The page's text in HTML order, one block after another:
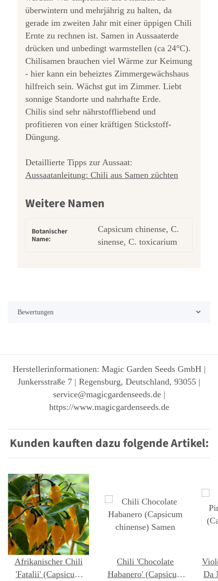
überwintern und mehrjährig zu halten, da
gerade im zweiten Jahr mit einer üppigen Chili
Ernte zu rechnen ist. Samen in Aussaaterde
drücken und unbedingt warmstellen (ca 24°C).
Chilisamen brauchen viel Wärme zur Keimung
- hier kann ein beheiztes Zimmergewächshaus
hilfreich sein. Wächst gut im Zimmer. Liebt
sonnige Standorte und nahrhafte Erde.
Chilis sind sehr nährstoffliebend und
profitieren von einer kräftigen Stickstoff-
Düngung.
Detaillierte Tipps zur Aussaat:
Aussaatanleitung: Chili aus Samen züchten
Weitere Namen
Botanischer
Name:
Capsicum chinense, C.
sinense, C. toxicarium
Bewertungen
Herstellerinformationen: Magic Garden Seeds GmbH |
Junkersstraße 7 | Regensburg, Deutschland, 93055 |
service@magicgardenseeds.de |
https://www.magicgardenseeds.de
Kunden kauften dazu folgende Artikel:
Afrikanischer Chili
'Fatalii' (Capsicum
Chili 'Chocolate
Habanero' (Capsicum
Da